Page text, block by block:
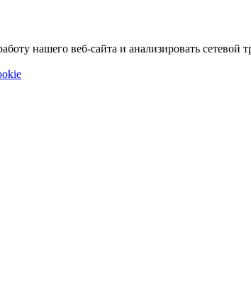
нашего веб-сайта и анализировать сетевой